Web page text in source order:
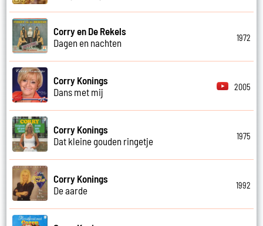
Corry en De Rekels
Dagen en nachten
1972
Corry Konings
Dans met mij
2005
Corry Konings
Dat kleine gouden ringetje
1975
Corry Konings
De aarde
1992